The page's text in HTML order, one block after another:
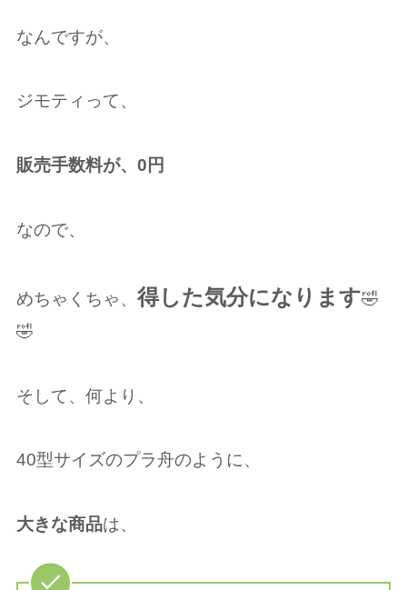
なんですが、
ジモティって、
販売手数料が、0円
なので、
めちゃくちゃ、 得した気分になります🤣
🤣
そして、何より、
40型サイズのプラ舟のように、
大きな商品は、